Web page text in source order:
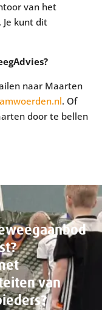
van het
kunt dit
naar Maarten
. Of
door te bellen
van